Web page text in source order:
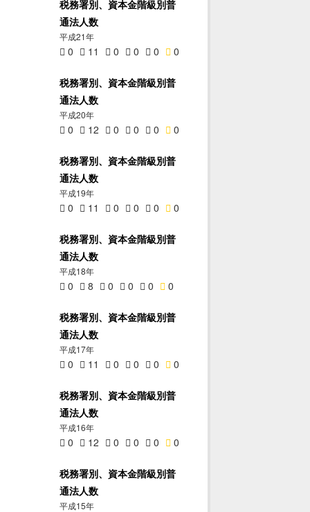
税務署別、資本金階級別普
通法人数
平成21年
0 11 0 0 0 0
税務署別、資本金階級別普
通法人数
平成20年
0 12 0 0 0 0
税務署別、資本金階級別普
通法人数
平成19年
0 11 0 0 0 0
税務署別、資本金階級別普
通法人数
平成18年
0 8 0 0 0 0
税務署別、資本金階級別普
通法人数
平成17年
0 11 0 0 0 0
税務署別、資本金階級別普
通法人数
平成16年
0 12 0 0 0 0
税務署別、資本金階級別普
通法人数
平成15年